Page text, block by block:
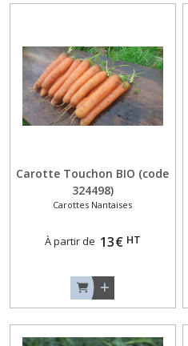
Carotte Touchon BIO (code
324498)
Carottes Nantaises
À partir de 13€ HT